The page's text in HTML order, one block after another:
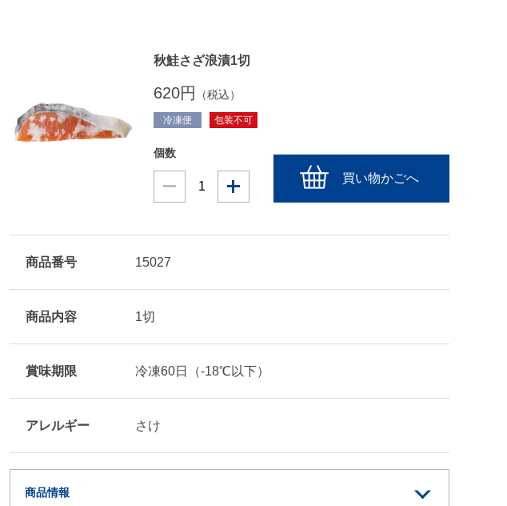
秋鮭さざ浪漬1切
620円 （税込）
冷凍便 包装不可
個数
買い物かごへ
商品番号 15027
商品内容 1切
賞味期限 冷凍60日（-18℃以下）
アレルギー さけ
商品情報